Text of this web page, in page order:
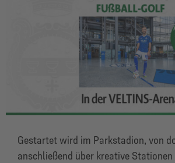
Gestartet wird im Parkstadion, von
anschließend über kreative